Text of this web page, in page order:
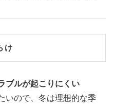
け
ブルが起こりにくい
いので、冬は理想的な季